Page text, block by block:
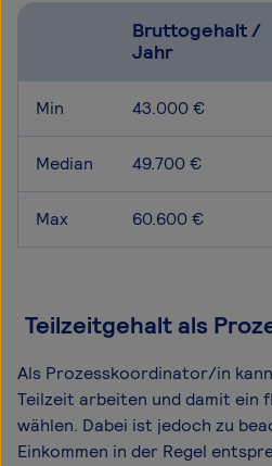
Bruttogehalt /
Jahr
Min 43.000 €
Median 49.700 €
Max 60.600 €
Teilzeitgehalt als
Als Prozesskoordinator/in
Teilzeit arbeiten und damit ein
wählen. Dabei ist jedoch zu
Einkommen in der Regel